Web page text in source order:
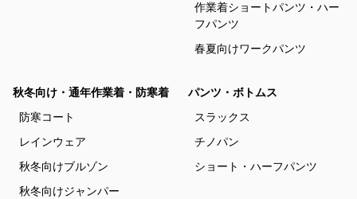
作業着ショートパンツ・ハー
フパンツ
春夏向けワークパンツ
秋冬向け・通年作業着・防寒着
防寒コート
レインウェア
秋冬向けブルゾン
秋冬向けジャンパー
パンツ・ボトムス
スラックス
チノパン
ショート・ハーフパンツ